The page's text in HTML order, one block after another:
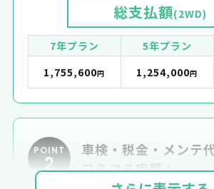
総支払額(2WD)
7年プラン 5年プラン
1,755,600円 1,254,000円
POINT
2
車検・税金・メンテ
コミコミ定額！